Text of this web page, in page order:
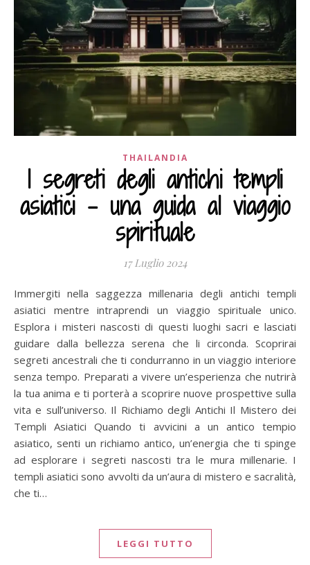
THAILANDIA
I segreti degli antichi templi
asiatici – una guida al viaggio
spirituale
17 Luglio 2024
Immergiti nella saggezza millenaria degli antichi templi
asiatici mentre intraprendi un viaggio spirituale unico.
Esplora i misteri nascosti di questi luoghi sacri e lasciati
guidare dalla bellezza serena che li circonda. Scoprirai
segreti ancestrali che ti condurranno in un viaggio interiore
senza tempo. Preparati a vivere un’esperienza che nutrirà
la tua anima e ti porterà a scoprire nuove prospettive sulla
vita e sull’universo. Il Richiamo degli Antichi Il Mistero dei
Templi Asiatici Quando ti avvicini a un antico tempio
asiatico, senti un richiamo antico, un’energia che ti spinge
ad esplorare i segreti nascosti tra le mura millenarie. I
templi asiatici sono avvolti da un’aura di mistero e sacralità,
che ti…
LEGGI TUTTO